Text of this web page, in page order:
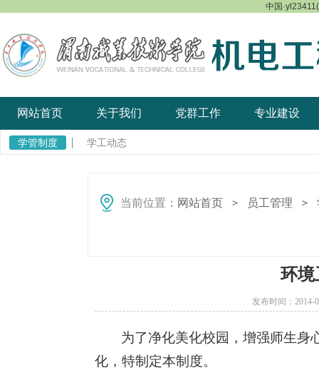
中国
网站首页 关于我们 党群工作 专业建设
学管制度 学工动态
当前位置： 网站首页 ＞ 员工管理 ＞
环境
发布时间：
为了净化美化校园，增强师生身
化，特制定本制度。